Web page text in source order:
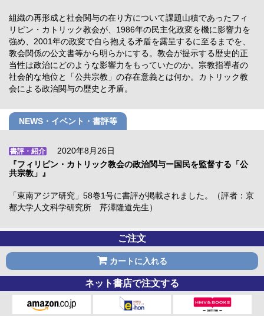
組織の再形成と社会関与の在り方について課題山積であったフィ
リピン・カトリック教会が、1986年の民主化政変を機に影響力を
強め、2001年の政変で自ら抱える矛盾を露呈するに至るまでを、
教会関係の公文書等から明らかにする。教会が提示する歴史的正
当性は政治にどのような影響力をもっていたのか。宗教指導者の
社会的な地位と「公共宗教」の存在意義とは何か。カトリック教
会による政治関与の歴史と矛盾。
NEWS・イベント・書評等
書評・紹介
2020年8月26日
『フィリピン・カトリック教会の政治関与ー国民を監督する「公
共宗教」』
「東南アジア研究」58巻1号に書評が掲載されました。（評者：京
都大学人文科学研究所 芹澤隆道先生）
ご注文
カートに入れる
ネット書店で注文する